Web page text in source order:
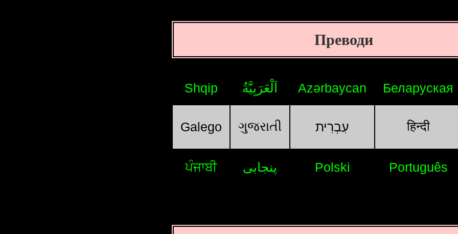
Преводи
Shqip اَلْعَرَبِيَّةُ Azərbaycan Беларуская
Galego ગુજરાતી עִבְרִית हिन्दी
ਪੰਜਾਬੀ پنجابی Polski Português